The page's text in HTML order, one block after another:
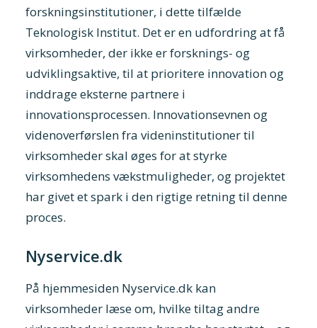
forskningsinstitutioner, i dette tilfælde
Teknologisk Institut. Det er en udfordring at få
virksomheder, der ikke er forsknings- og
udviklingsaktive, til at prioritere innovation og
inddrage eksterne partnere i
innovationsprocessen. Innovationsevnen og
videnoverførslen fra videninstitutioner til
virksomheder skal øges for at styrke
virksomhedens vækstmuligheder, og projektet
har givet et spark i den rigtige retning til denne
proces.
Nyservice.dk
På hjemmesiden Nyservice.dk kan
virksomheder læse om, hvilke tiltag andre